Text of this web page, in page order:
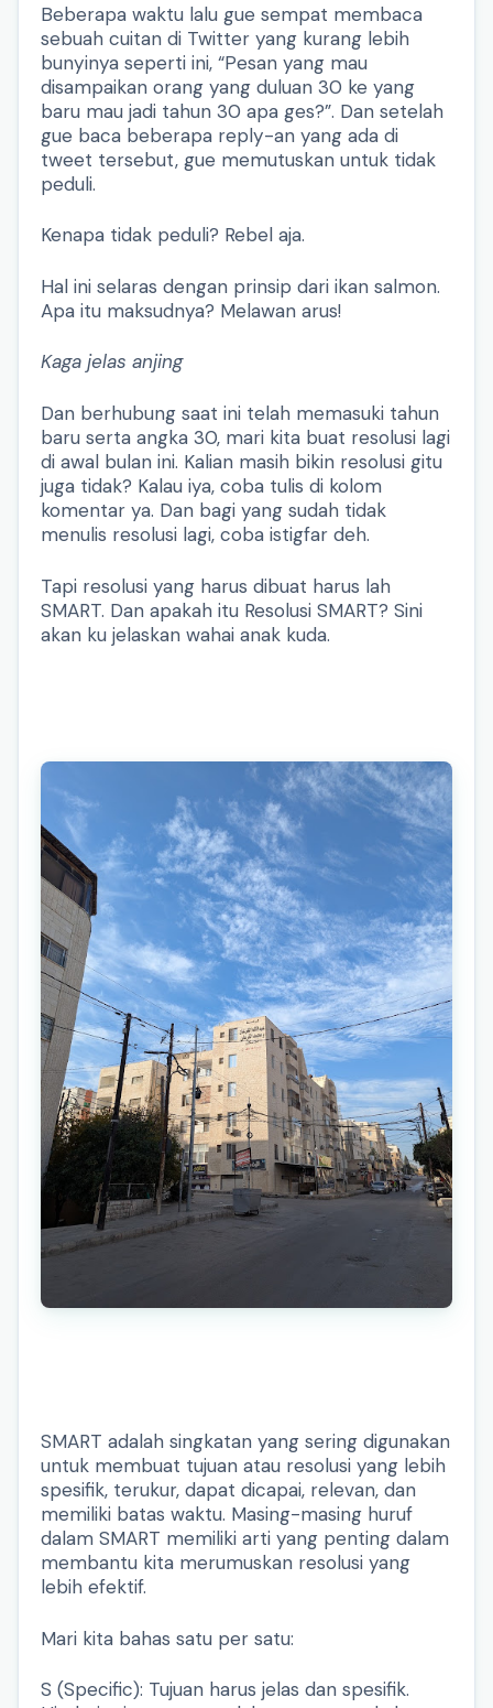
Beberapa waktu lalu gue sempat membaca
sebuah cuitan di Twitter yang kurang lebih
bunyinya seperti ini, “Pesan yang mau
disampaikan orang yang duluan 30 ke yang
baru mau jadi tahun 30 apa ges?”. Dan setelah
gue baca beberapa reply-an yang ada di
tweet tersebut, gue memutuskan untuk tidak
peduli.
Kenapa tidak peduli? Rebel aja.
Hal ini selaras dengan prinsip dari ikan salmon.
Apa itu maksudnya? Melawan arus!
Kaga jelas anjing
Dan berhubung saat ini telah memasuki tahun
baru serta angka 30, mari kita buat resolusi lagi
di awal bulan ini. Kalian masih bikin resolusi gitu
juga tidak? Kalau iya, coba tulis di kolom
komentar ya. Dan bagi yang sudah tidak
menulis resolusi lagi, coba istigfar deh.
Tapi resolusi yang harus dibuat harus lah
SMART. Dan apakah itu Resolusi SMART? Sini
akan ku jelaskan wahai anak kuda.
SMART adalah singkatan yang sering digunakan
untuk membuat tujuan atau resolusi yang lebih
spesifik, terukur, dapat dicapai, relevan, dan
memiliki batas waktu. Masing-masing huruf
dalam SMART memiliki arti yang penting dalam
membantu kita merumuskan resolusi yang
lebih efektif.
Mari kita bahas satu per satu:
S (Specific): Tujuan harus jelas dan spesifik.